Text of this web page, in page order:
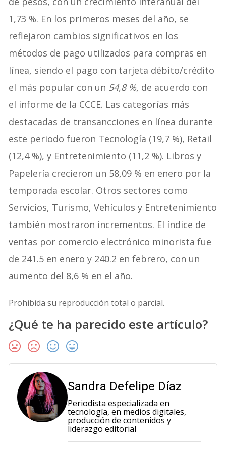
1,73 %. En los primeros meses del año, se
reflejaron cambios significativos en los
métodos de pago utilizados para compras en
línea, siendo el pago con tarjeta débito/crédito
el más popular con un 54,8 %, de acuerdo con
el informe de la CCCE. Las categorías más
destacadas de transancciones en línea durante
este periodo fueron Tecnología (19,7 %), Retail
(12,4 %), y Entretenimiento (11,2 %). Libros y
Papelería crecieron un 58,09 % en enero por la
temporada escolar. Otros sectores como
Servicios, Turismo, Vehículos y Entretenimiento
también mostraron incrementos. El índice de
ventas por comercio electrónico minorista fue
de 241.5 en enero y 240.2 en febrero, con un
aumento del 8,6 % en el año.
Prohibida su reproducción total o parcial.
¿Qué te ha parecido este artículo?
Sandra Defelipe Díaz
Periodista especializada en
tecnología, en medios digitales,
producción de contenidos y
liderazgo editorial